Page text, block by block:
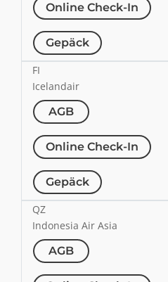
Online Check-In
Gepäck
FI
Icelandair
AGB
Online Check-In
Gepäck
QZ
Indonesia Air Asia
AGB